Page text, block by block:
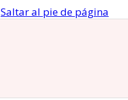
Saltar al pie de página